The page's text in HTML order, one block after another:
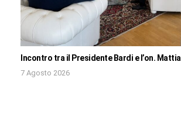
Incontro tra il Presidente Bardi e l’on. Mattia
7 Agosto 2026